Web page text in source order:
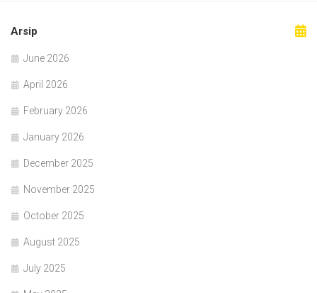
Arsip
June 2026
April 2026
February 2026
January 2026
December 2025
November 2025
October 2025
August 2025
July 2025